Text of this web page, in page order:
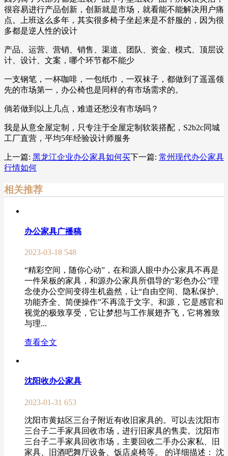
很容易进行产品创新，创新就是市场，就看能不能解决用户痛
点。上班这么多年，其实很多椅子坐起来是不舒服的，因为很
多都是逆人性的设计
产品、运营、营销、销售、渠道、团队、资金、模式、顶层设
计、设计、文案，哪个环节都不能少
一支钢笔，一杯咖啡，一包纸巾，一双袜子，都做到了遥遥领
先的市场第一，办公椅也是同样的有市场需求的。
倘若做到以上几点，难道还愁没有市场吗？
我是从意全屋定制，只专注于全屋定制软装搭配，S2b2c同城
工厂直营，平均5年经验设计师服务
上一篇: 黑龙江企业办公家具如何买下一篇: 常州现代办公家具
行情如何
相关推荐
办公家具广播稿
2023-03-18 548
“精彩空间，随你心动”，在和源人眼中办公家具不再是
一件呆板的家具，和源办公家具所倡导的“彩色办公”理
念使办公空间变得生机盎然，让“自由空间、隐私保护、
功能齐全、简便操作”不再流于文字。和源，它是感官和
视觉的极致享受，它让梦想与工作展翅齐飞，它将雅致
与理...
查看全文
沈阳收办公家具
2023-01-31 653
沈阳市黄姑区三台子附近有收旧家具的。可以去沈阳市
三台子二手家具回收市场，进行旧家具的售卖。沈阳市
三台子二手家具回收市场，主要回收二手办公家私、旧
家具、旧酒吧舞厅设备、饭店桌椅等。 的详细描述： 沈